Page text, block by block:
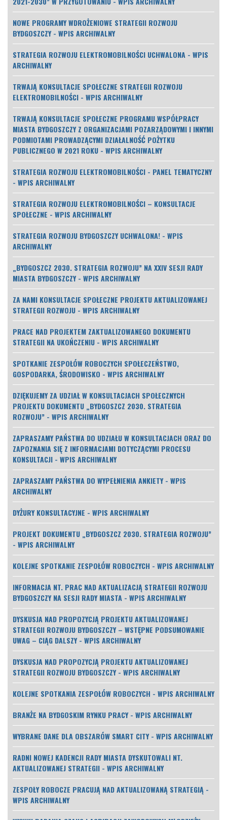
NOWE PROGRAMY WDROŻENIOWE STRATEGII ROZWOJU
BYDGOSZCZY - WPIS ARCHIWALNY
STRATEGIA ROZWOJU ELEKTROMOBILNOŚCI UCHWALONA - WPIS
ARCHIWALNY
TRWAJĄ KONSULTACJE SPOŁECZNE STRATEGII ROZWOJU
ELEKTROMOBILNOŚCI - WPIS ARCHIWALNY
TRWAJĄ KONSULTACJE SPOŁECZNE PROGRAMU WSPÓŁPRACY
MIASTA BYDGOSZCZY Z ORGANIZACJAMI POZARZĄDOWYMI I INNYMI
PODMIOTAMI PROWADZĄCYMI DZIAŁALNOŚĆ POŻYTKU
PUBLICZNEGO W 2021 ROKU - WPIS ARCHIWALNY
STRATEGIA ROZWOJU ELEKTROMOBILNOŚCI - PANEL TEMATYCZNY
- WPIS ARCHIWALNY
STRATEGIA ROZWOJU ELEKTROMOBILNOŚCI – KONSULTACJE
SPOŁECZNE - WPIS ARCHIWALNY
STRATEGIA ROZWOJU BYDGOSZCZY UCHWALONA! - WPIS
ARCHIWALNY
„BYDGOSZCZ 2030. STRATEGIA ROZWOJU” NA XXIV SESJI RADY
MIASTA BYDGOSZCZY - WPIS ARCHIWALNY
ZA NAMI KONSULTACJE SPOŁECZNE PROJEKTU AKTUALIZOWANEJ
STRATEGII ROZWOJU - WPIS ARCHIWALNY
PRACE NAD PROJEKTEM ZAKTUALIZOWANEGO DOKUMENTU
STRATEGII NA UKOŃCZENIU - WPIS ARCHIWALNY
SPOTKANIE ZESPOŁÓW ROBOCZYCH SPOŁECZEŃSTWO,
GOSPODARKA, ŚRODOWISKO - WPIS ARCHIWALNY
DZIĘKUJEMY ZA UDZIAŁ W KONSULTACJACH SPOŁECZNYCH
PROJEKTU DOKUMENTU „BYDGOSZCZ 2030. STRATEGIA
ROZWOJU” - WPIS ARCHIWALNY
ZAPRASZAMY PAŃSTWA DO UDZIAŁU W KONSULTACJACH ORAZ DO
ZAPOZNANIA SIĘ Z INFORMACJAMI DOTYCZĄCYMI PROCESU
KONSULTACJI - WPIS ARCHIWALNY
ZAPRASZAMY PAŃSTWA DO WYPEŁNIENIA ANKIETY - WPIS
ARCHIWALNY
DYŻURY KONSULTACYJNE - WPIS ARCHIWALNY
PROJEKT DOKUMENTU „BYDGOSZCZ 2030. STRATEGIA ROZWOJU”
- WPIS ARCHIWALNY
KOLEJNE SPOTKANIE ZESPOŁÓW ROBOCZYCH - WPIS ARCHIWALNY
INFORMACJA NT. PRAC NAD AKTUALIZACJĄ STRATEGII ROZWOJU
BYDGOSZCZY NA SESJI RADY MIASTA - WPIS ARCHIWALNY
DYSKUSJA NAD PROPOZYCJĄ PROJEKTU AKTUALIZOWANEJ
STRATEGII ROZWOJU BYDGOSZCZY – WSTĘPNE PODSUMOWANIE
UWAG – CIĄG DALSZY - WPIS ARCHIWALNY
DYSKUSJA NAD PROPOZYCJĄ PROJEKTU AKTUALIZOWANEJ
STRATEGII ROZWOJU BYDGOSZCZY - WPIS ARCHIWALNY
KOLEJNE SPOTKANIA ZESPOŁÓW ROBOCZYCH - WPIS ARCHIWALNY
BRANŻE NA BYDGOSKIM RYNKU PRACY - WPIS ARCHIWALNY
WYBRANE DANE DLA OBSZARÓW SMART CITY - WPIS ARCHIWALNY
RADNI NOWEJ KADENCJI RADY MIASTA DYSKUTOWALI NT.
AKTUALIZOWANEJ STRATEGII - WPIS ARCHIWALNY
ZESPOŁY ROBOCZE PRACUJĄ NAD AKTUALIZOWANĄ STRATEGIĄ -
WPIS ARCHIWALNY